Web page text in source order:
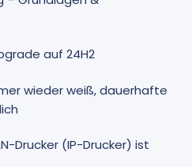
auf 24H2
wieder weiß, dauerhafte
Drucker (IP-Drucker) ist